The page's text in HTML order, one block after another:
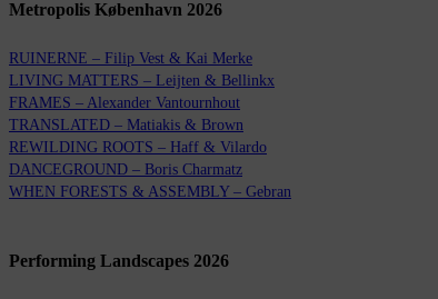
Metropolis København 2026
RUINERNE – Filip Vest & Kai Merke
LIVING MATTERS – Leijten & Bellinkx
FRAMES – Alexander Vantournhout
TRANSLATED – Matiakis & Brown
REWILDING ROOTS – Haff & Vilardo
DANCEGROUND – Boris Charmatz
WHEN FORESTS & ASSEMBLY – Gebran
Performing Landscapes 2026